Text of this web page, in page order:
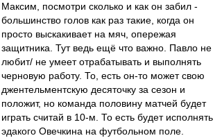
Максим, посмотри сколько и как он забил -
большинство голов как раз такие, когда он
просто выскакивает на мяч, опережая
защитника. Тут ведь ещё что важно. Павло не
любит/ не умеет отрабатывать и выполнять
черновую работу. То, есть он-то может свою
джентельментскую десяточку за сезон и
положит, но команда половину матчей будет
играть считай в 10-м. То есть будет исполнять
эдакого Овечкина на футбольном поле.